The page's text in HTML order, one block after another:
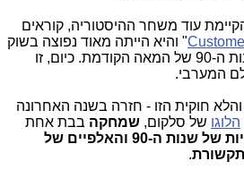
עוד משחר ההיסטוריה, קוראים
" והיא הייתה מאוד נפוצה בשוק
התקשורת הישראלי עד שנות ה-90 של המאה הקודמת. כיום, זו
המערבי.
והלא חוקית הזו - חזרה בשנה האחרונה
הלוגו של סלקום, שמחקה בבת אחת
כל הרפורמות הצרכניות של שנות ה-90 והאלפיים של
.